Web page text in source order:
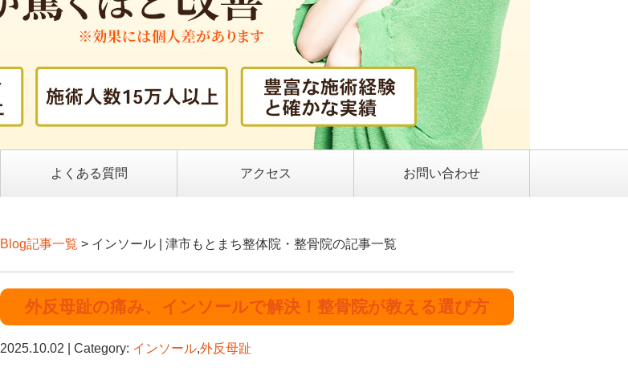
よくある質問 アクセス お問い合わせ
Blog記事一覧 > インソール | 津市もとまち整体院・整骨院の記事一覧
外反母趾の痛み、インソールで解決！整骨院が教える選び方
2025.10.02 | Category: インソール,外反母趾